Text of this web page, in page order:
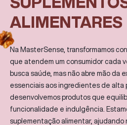
Fale
Buscar
ALIMENTARES
Na MasterSense, transformamos
que atendem um consumidor cada
busca saúde, mas não abre mão da
essenciais aos ingredientes de alta
desenvolvemos produtos que
funcionalidade e indulgência.
suplementação alimentar, ajudando